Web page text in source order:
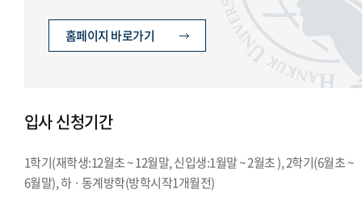
홈페이지 바로가기
입사 신청기간
1학기(재학생:12월초 ~ 12월말, 신입생:1월말 ~ 2월초 ), 2학기(6월초 ~
6월말), 하 · 동계방학(방학시작1개월전)